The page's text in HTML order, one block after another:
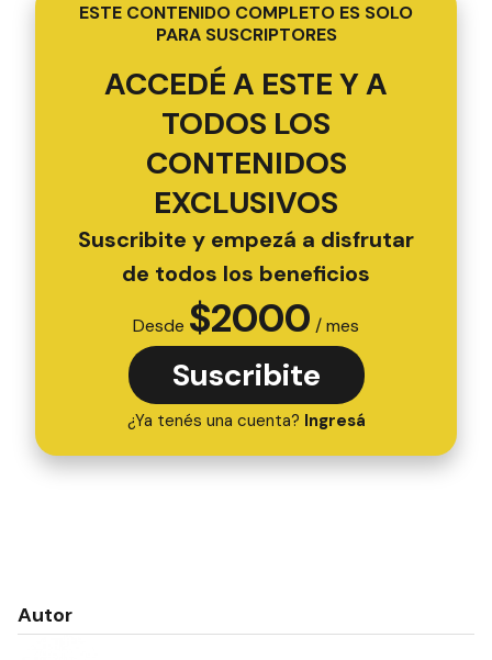
ESTE CONTENIDO COMPLETO ES SOLO
PARA SUSCRIPTORES
ACCEDÉ A ESTE Y A
TODOS LOS
CONTENIDOS
EXCLUSIVOS
Suscribite y empezá a disfrutar
de todos los beneficios
Desde $2000 / mes
Suscribite
¿Ya tenés una cuenta? Ingresá
Autor